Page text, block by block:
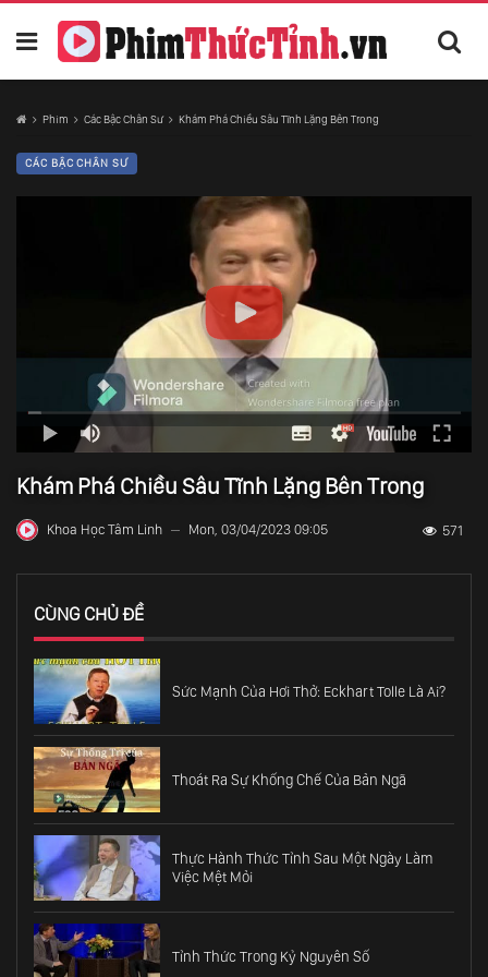
Phim Các Bậc Chân Sư Khám Phá Chiều Sâu Tĩnh Lặng Bên Trong
CÁC BẬC CHÂN SƯ
Khám Phá Chiều Sâu Tĩnh Lặng Bên Trong
Khoa Học Tâm Linh — Mon, 03/04/2023 09:05 571
CÙNG CHỦ ĐỀ
Sức Mạnh Của Hơi Thở: Eckhart Tolle Là Ai?
Thoát Ra Sự Khống Chế Của Bản Ngã
Thực Hành Thức Tỉnh Sau Một Ngày Làm
Việc Mệt Mỏi
Tỉnh Thức Trong Kỷ Nguyên Số